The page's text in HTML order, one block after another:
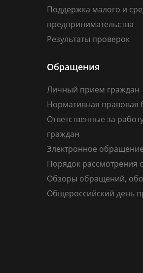
Поддержка малого и
предпринимательства
Результаты проверок
Обращения
Личный прием граждан
Нормативная правовая
Ответственные за
граждан
Электронное обращение
Порядок рассмотрения
Обзоры обращений,
Общероссийский день